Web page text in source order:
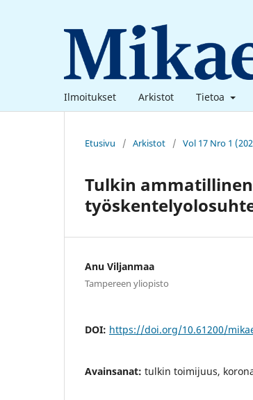
Ilmoitukset Arkistot Tietoa
Etusivu / Arkistot / Vol 17 Nro 1
Tulkin
Anu Viljanmaa
Tampereen yliopisto
DOI: https://doi.org/10.61200/
Avainsanat: tulkin toimijuus,